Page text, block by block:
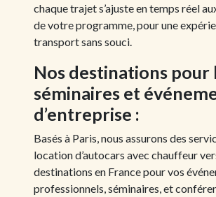
chaque trajet s’ajuste en temps réel
de votre programme, pour une
transport sans souci.
Nos destinations pour
séminaires et
d’entreprise :
Basés à Paris, nous assurons des
location d’autocars avec chauffeur
destinations en France pour vos
professionnels, séminaires, et